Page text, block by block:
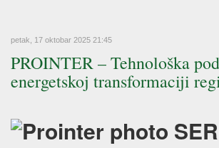
petak, 17 oktobar 2025 21:45
PROINTER – Tehnološka
energetskoj transformaciji